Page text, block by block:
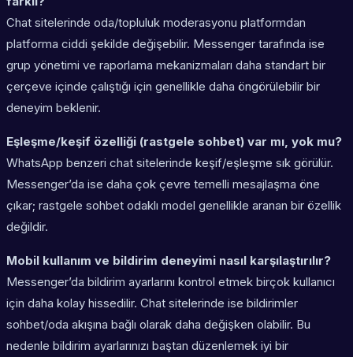
Chat sitelerinde oda/topluluk moderasyonu platformdan
platforma ciddi şekilde değişebilir. Messenger tarafında ise
grup yönetimi ve raporlama mekanizmaları daha standart bir
çerçeve içinde çalıştığı için genellikle daha öngörülebilir bir
deneyim beklenir.
Eşleşme/keşif özelliği (rastgele sohbet) var mı, yok mu?
WhatsApp benzeri chat sitelerinde keşif/eşleşme sık görülür.
Messenger’da ise daha çok çevre temelli mesajlaşma öne
çıkar; rastgele sohbet odaklı model genellikle aranan bir özellik
değildir.
Mobil kullanım ve bildirim deneyimi nasıl karşılaştırılır?
Messenger’da bildirim ayarlarını kontrol etmek birçok kullanıcı
için daha kolay hissedilir. Chat sitelerinde ise bildirimler
sohbet/oda akışına bağlı olarak daha değişken olabilir. Bu
nedenle bildirim ayarlarınızı baştan düzenlemek iyi bir